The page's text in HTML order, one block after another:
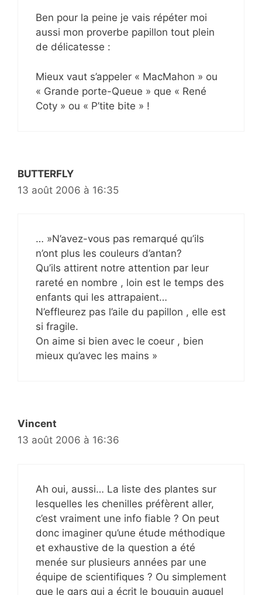
Ben pour la peine je vais répéter moi
aussi mon proverbe papillon tout plein
de délicatesse :
Mieux vaut s’appeler « MacMahon » ou
« Grande porte-Queue » que « René
Coty » ou « P’tite bite » !
BUTTERFLY
13 août 2006 à 16:35
… »N’avez-vous pas remarqué qu’ils
n’ont plus les couleurs d’antan?
Qu’ils attirent notre attention par leur
rareté en nombre , loin est le temps des
enfants qui les attrapaient…
N’effleurez pas l’aile du papillon , elle est
si fragile.
On aime si bien avec le coeur , bien
mieux qu’avec les mains »
Vincent
13 août 2006 à 16:36
Ah oui, aussi… La liste des plantes sur
lesquelles les chenilles préfèrent aller,
c’est vraiment une info fiable ? On peut
donc imaginer qu’une étude méthodique
et exhaustive de la question a été
menée sur plusieurs années par une
équipe de scientifiques ? Ou simplement
que le gars qui a écrit le bouquin auquel